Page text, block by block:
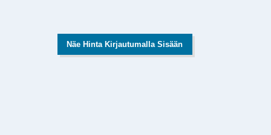
Näe Hinta Kirjautumalla Sisään